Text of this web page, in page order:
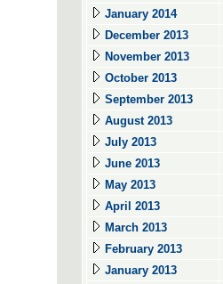
January 2014
December 2013
November 2013
October 2013
September 2013
August 2013
July 2013
June 2013
May 2013
April 2013
March 2013
February 2013
January 2013